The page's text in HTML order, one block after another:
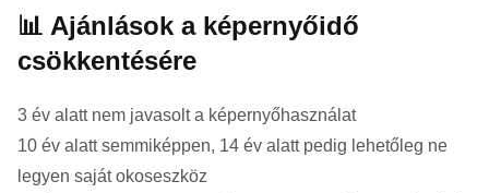
📊 Ajánlások a képernyőidő
csökkentésére
3 év alatt nem javasolt a képernyőhasználat
10 év alatt semmiképpen, 14 év alatt pedig lehetőleg ne
legyen saját okoseszköz